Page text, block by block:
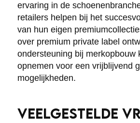
ervaring in de
retailers helpen bij het
van hun eigen
over premium private label
ondersteuning bij merkopbouw
opnemen voor een vrijblijvend
mogelijkheden.
VEELGESTELDE